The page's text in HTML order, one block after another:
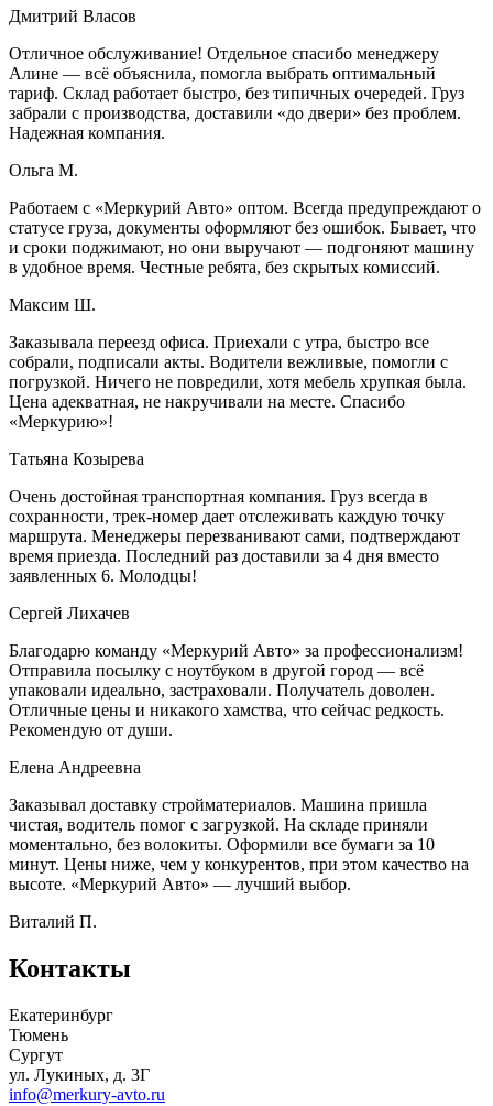
Дмитрий Власов
Отличное обслуживание! Отдельное спасибо менеджеру
Алине — всё объяснила, помогла выбрать оптимальный
тариф. Склад работает быстро, без типичных очередей. Груз
забрали с производства, доставили «до двери» без проблем.
Надежная компания.
Ольга М.
Работаем с «Меркурий Авто» оптом. Всегда предупреждают о
статусе груза, документы оформляют без ошибок. Бывает, что
и сроки поджимают, но они выручают — подгоняют машину
в удобное время. Честные ребята, без скрытых комиссий.
Максим Ш.
Заказывала переезд офиса. Приехали с утра, быстро все
собрали, подписали акты. Водители вежливые, помогли с
погрузкой. Ничего не повредили, хотя мебель хрупкая была.
Цена адекватная, не накручивали на месте. Спасибо
«Меркурию»!
Татьяна Козырева
Очень достойная транспортная компания. Груз всегда в
сохранности, трек-номер дает отслеживать каждую точку
маршрута. Менеджеры перезванивают сами, подтверждают
время приезда. Последний раз доставили за 4 дня вместо
заявленных 6. Молодцы!
Сергей Лихачев
Благодарю команду «Меркурий Авто» за профессионализм!
Отправила посылку с ноутбуком в другой город — всё
упаковали идеально, застраховали. Получатель доволен.
Отличные цены и никакого хамства, что сейчас редкость.
Рекомендую от души.
Елена Андреевна
Заказывал доставку стройматериалов. Машина пришла
чистая, водитель помог с загрузкой. На складе приняли
моментально, без волокиты. Оформили все бумаги за 10
минут. Цены ниже, чем у конкурентов, при этом качество на
высоте. «Меркурий Авто» — лучший выбор.
Виталий П.
Контакты
Екатеринбург
Тюмень
Сургут
ул. Лукиных, д. 3Г
info@merkury-avto.ru